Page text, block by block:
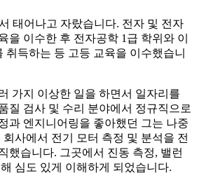
태어나고 자랐습니다. 전자 및 전자
을 이수한 후 전자공학 1급 학위와 이
취득하는 등 고등 교육을 이수했습니
가지 이상한 일을 하면서 일자리를
질 검사 및 수리 분야에서 정규직으로
과 엔지니어링을 좋아했던 그는 나중
사에서 전기 모터 측정 및 분석을 전
했습니다. 그곳에서 진동 측정, 밸런
심도 있게 이해하게 되었습니다.